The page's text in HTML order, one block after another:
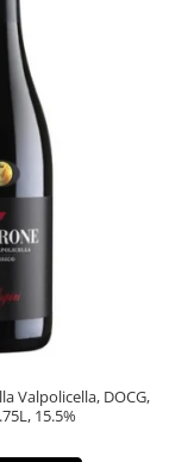
Valpolicella, DOCG,
15.5%